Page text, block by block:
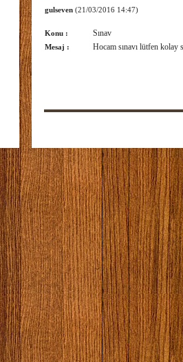
gulseven (21/03/2016 14:47)
Konu : Sınav
Mesaj : Hocam sınavı lütfen kolay